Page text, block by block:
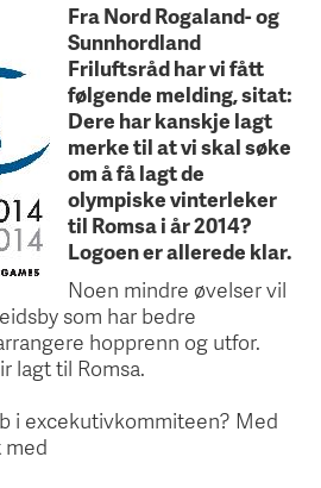
Fra Nord Rogaland- og
Sunnhordland
Friluftsråd har vi fått
følgende melding, sitat:
Dere har kanskje lagt
merke til at vi skal søke
om å få lagt de
olympiske vinterleker
til Romsa i år 2014?
Logoen er allerede klar.
Noen mindre øvelser vil
som har bedre
hopprenn og utfor.
lagt til Romsa.
i excekutivkommiteen? Med
med